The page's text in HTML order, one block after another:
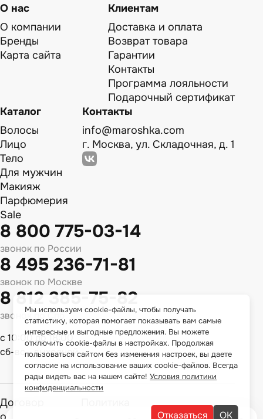
О нас
О компании
Бренды
Карта сайта
Клиентам
Доставка и оплата
Возврат товара
Гарантии
Контакты
Программа лояльности
Подарочный сертификат
Каталог
Волосы
Лицо
Тело
Для мужчин
Макияж
Парфюмерия
Sale
Контакты
info@maroshka.com
г. Москва, ул. Складочная, д. 1
8 800 775-03-14
звонок по России
8 495 236-71-81
звонок по Москве
8 812 385-75-82
звонок по Спб
с 10:00 до 18:00
сб-вс - выходной
Договор
Мы используем cookie-файлы, чтобы получать
статистику, которая помогает показывать вам самые
интересные и выгодные предложения. Вы можете
отключить cookie-файлы в настройках. Продолжая
пользоваться сайтом без изменения настроек, вы даете
согласие на использование ваших cookie-файлов. Всегда
рады видеть вас на нашем сайте!Условия политики
конфиденциальности
Отказаться ОК